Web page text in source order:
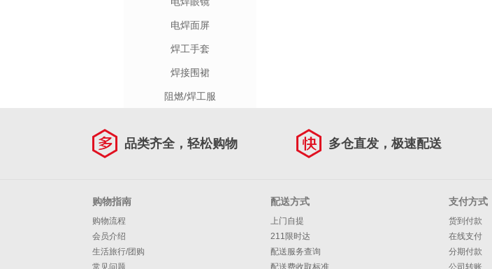
电焊面屏
焊工手套
焊接围裙
阻燃/焊工服
品类齐全，轻松购物 多仓直发，极速配送
购物指南
购物流程
会员介绍
生活旅行/团购
常见问题
配送方式
上门自提
211限时达
配送服务查询
配送费收取标准
支付方式
货到付款
在线支付
分期付款
公司转账